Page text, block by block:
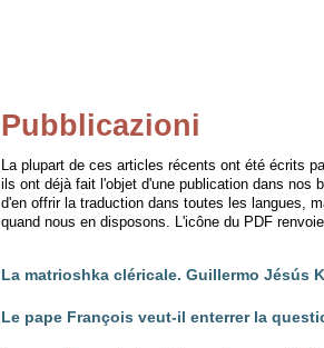
Pubblicazioni
La plupart de ces articles récents ont été écrits
ils ont déjà fait l'objet d'une publication dans nos
d'en offrir la traduction dans toutes les langues,
quand nous en disposons. L'icône du PDF
La matrioshka cléricale. Guillermo Jésús
Le pape François veut-il enterrer la